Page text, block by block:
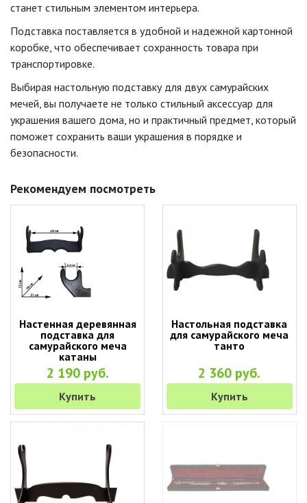
станет стильным элементом интерьера.
Подставка поставляется в удобной и надежной картонной
коробке, что обеспечивает сохранность товара при
транспортировке.
Выбирая настольную подставку для двух самурайских
мечей, вы получаете не только стильный аксессуар для
украшения вашего дома, но и практичный предмет, который
поможет сохранить ваши украшения в порядке и
безопасности.
Рекомендуем посмотреть
Настенная деревянная
подставка для
самурайского меча
катаны
2 190 руб.
Купить
Настольная подставка
для самурайского меча
танто
2 360 руб.
Купить